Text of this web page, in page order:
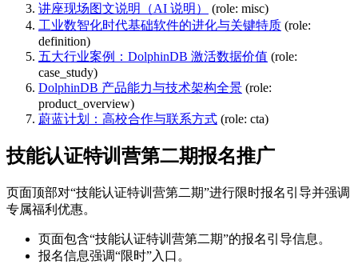
讲座现场图文说明（AI 说明）
(role: misc)
工业数智化时代基础软件的进化与关键特质 (role:
definition)
五大行业案例：DolphinDB 激活数据价值 (role:
case_study)
DolphinDB 产品能力与技术架构全景 (role:
product_overview)
蔚蓝计划：高校合作与联系方式 (role: cta)
技能认证特训营第二期报名推广
页面顶部对“技能认证特训营第二期”进行限时报名引导并强调
专属福利优惠。
页面包含“技能认证特训营第二期”的报名引导信息。
报名信息强调“限时”入口。